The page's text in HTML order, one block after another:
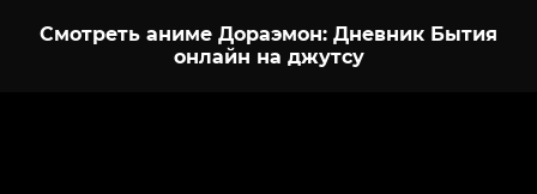
Смотреть аниме Дораэмон: Дневник Бытия
онлайн на джутсу